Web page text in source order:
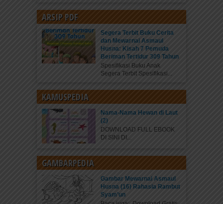
ARSIP PDF
Segera Terbit Buku Cerita
dan Mewarnai Asmaul
Husna: Kisah 7 Pemuda
Beriman Tertidur 309 Tahun
Spesifikasi Buku Anak
Segera Terbit Spesifikasi...
KAMUSPEDIA
Nama-Nama Hewan di Laut
(2)
DOWNLOAD FULL EBOOK
DI SINI DI...
GAMBARPEDIA
Gambar Mewarnai Asmaul
Husna (16) Rahasia Rambut
Syam’un